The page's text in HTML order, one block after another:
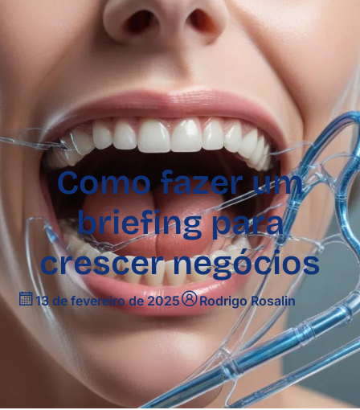
Começar teste grátis →
Como fazer um
briefing para
crescer negócios
13 de fevereiro de 2025 Rodrigo Rosalin